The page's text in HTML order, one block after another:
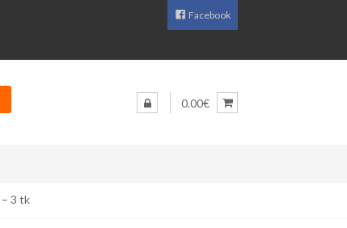
Facebook
0.00€
– 3 tk